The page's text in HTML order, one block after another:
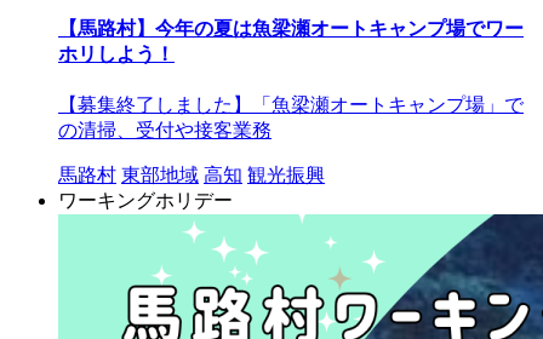
【馬路村】今年の夏は魚梁瀬オートキャンプ場でワー
ホリしよう！
【募集終了しました】「魚梁瀬オートキャンプ場」で
の清掃、受付や接客業務
馬路村 東部地域 高知 観光振興
ワーキングホリデー